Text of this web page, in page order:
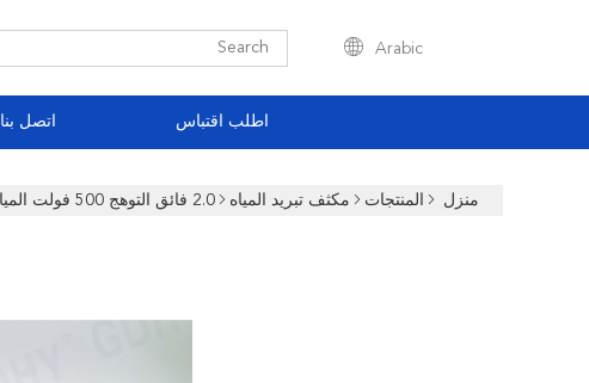
Arabic
اتصل بنا اطلب اقتباس
منزل المنتجات مكثف تبريد المياه 2.0 فائق التوهج 500 فولت المياه المبردة مكثف عالي التردد لحام الحالة الصلبة خزان الرنين